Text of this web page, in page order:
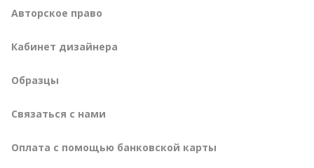
Авторское право
Кабинет дизайнера
Образцы
Связаться с нами
Оплата с помощью банковской карты